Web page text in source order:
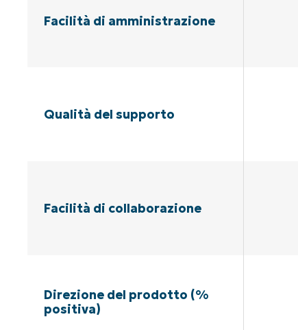
Facilità di amministrazione
Qualità del supporto
Facilità di collaborazione
Direzione del prodotto (%
positiva)